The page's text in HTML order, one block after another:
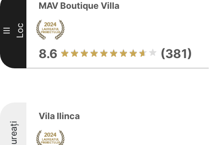
III Loc
MAV Boutique Villa
8.6 (381)
Laureați
Vila Ilinca